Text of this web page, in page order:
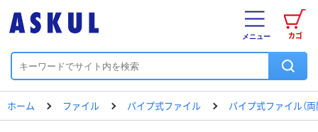
カゴ
メニュー
ホーム ファイル パイプ式ファイル パイプ式ファイル（両